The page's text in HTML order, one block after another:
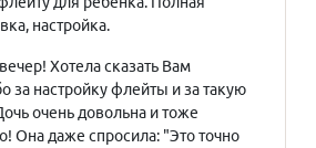
настройка.
Хотела сказать Вам
за настройку флейты и за такую
очень довольна и тоже
Она даже спросила: "Это точно